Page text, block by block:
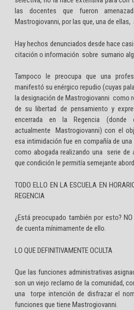
las docentes que fueron
Mastrogiovanni, por las que, una de
Hay hechos denunciados desde hace
citación o información sobre sumario
Tampoco le preocupa que una
manifestó su enérgico repudio (cuyas
la designación de Mastrogiovanni como
de su libertad de pensamiento y
encerrada en la Regencia (donde
actualmente Mastrogiovanni) con el
esa intimidación fue en compañía de
como abogada realizando una serie de
que condición le permitía semejante
TODO ELLO EN LA ESCUELA EN
REGENCIA
¿Está preocupado también por esto?
de cuenta mínimamente de ello.
LO QUE DEFINITIVAMENTE OCULTA
Que las funciones administrativas
son un viejo reclamo de la comunidad,
una torpe intención de disfrazar el
funciones que tiene Mastrogiovanni.